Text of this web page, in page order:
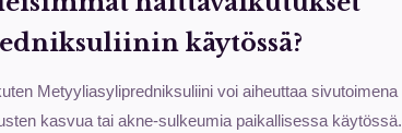
käytössä?
Metyyliasylipredniksuliini voi aiheuttaa
kasvua tai akne-sulkeumia paikallisessa